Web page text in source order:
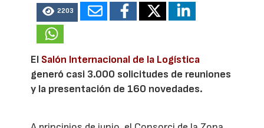
2203
El Salón Internacional de la Logística
generó casi 3.000 solicitudes de reuniones
y la presentación de 160 novedades.